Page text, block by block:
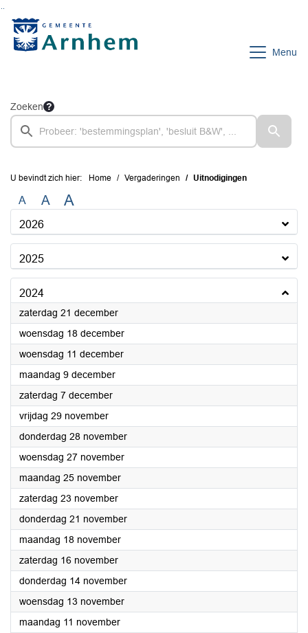
Menu
Zoeken
U bevindt zich hier: Home Vergaderingen Uitnodigingen
A A A
2026
2025
2024
zaterdag 21 december2024
woensdag 18 december2024
woensdag 11 december2024
maandag 9 december2024
zaterdag 7 december2024
vrijdag 29 november2024
donderdag 28 november2024
woensdag 27 november2024
maandag 25 november2024
zaterdag 23 november2024
donderdag 21 november2024
maandag 18 november2024
zaterdag 16 november2024
donderdag 14 november2024
woensdag 13 november2024
maandag 11 november2024